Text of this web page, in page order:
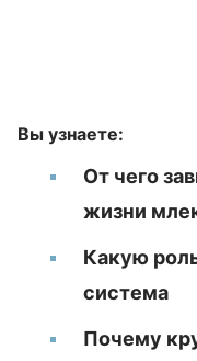
Вы узнаете:
От чего
жизни
Какую
система
Почему